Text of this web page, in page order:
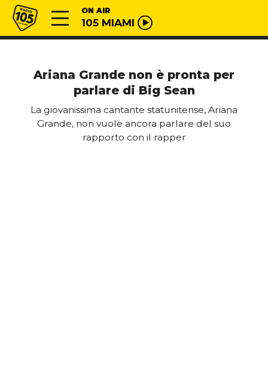
Vai al contenuto
Radio 105 ON AIR
105 MIAMI
Ariana Grande non è pronta per
parlare di Big Sean
La giovanissima cantante statunitense, Ariana
Grande, non vuole ancora parlare del suo
rapporto con il rapper